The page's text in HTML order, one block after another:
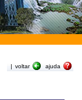
| voltar ajuda